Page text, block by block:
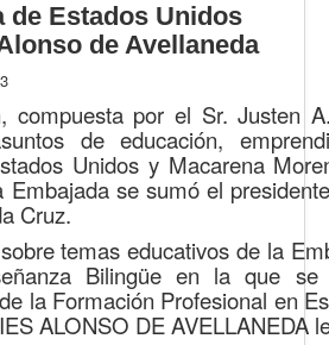
de Estados Unidos
de Avellaneda
compuesta por el Sr. Justen
de educación,
Unidos y Macarena
Embajada se sumó el
Cruz.
temas educativos de la
Bilingüe en la que
la Formación Profesional en
ALONSO DE AVELLANEDA